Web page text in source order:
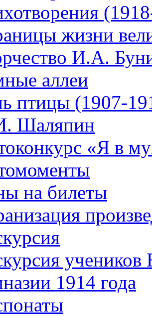
жизни
И.А.
аллеи
птицы (1907-
Шаляпин
«Я в
на билеты
1914 года